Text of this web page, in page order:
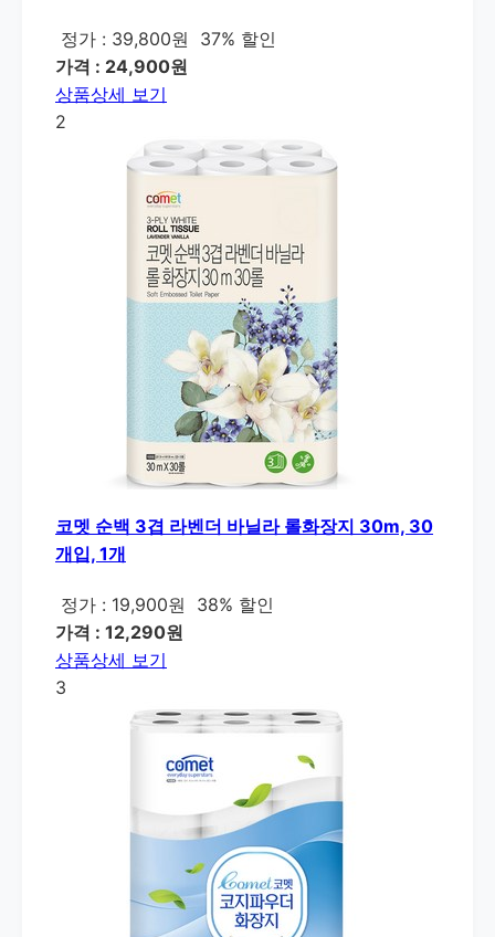
정가 : 39,800원
37% 할인
가격 : 24,900원
상품상세 보기
2
코멧 순백 3겹 라벤더 바닐라 롤화장지 30m, 30
개입, 1개
정가 : 19,900원
38% 할인
가격 : 12,290원
상품상세 보기
3